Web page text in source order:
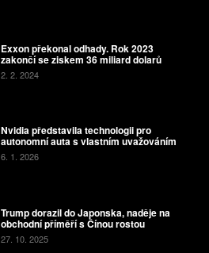
Exxon překonal odhady. Rok 2023
zakončí se ziskem 36 miliard dolarů
2. 2. 2024
Nvidia představila technologii pro
autonomní auta s vlastním uvažováním
6. 1. 2026
Trump dorazil do Japonska, naděje na
obchodní příměří s Čínou rostou
27. 10. 2025